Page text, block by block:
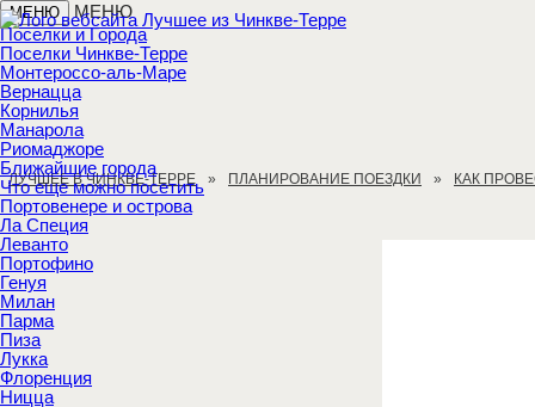
МЕНЮ
МЕНЮ
Поселки и Города
Поселки Чинкве-Терре
Монтероссо-аль-Маре
Вернацца
Корнилья
Манарола
Риомаджоре
Ближайшие города
Что еще можно посетить
Портовенере и острова
Ла Специя
Леванто
Портофино
Генуя
Милан
Парма
Пиза
Лукка
Флоренция
Ницца
ЛУЧШЕЕ В ЧИНКВЕ-ТЕРРЕ ПЛАНИРОВАНИЕ ПОЕЗДКИ КАК